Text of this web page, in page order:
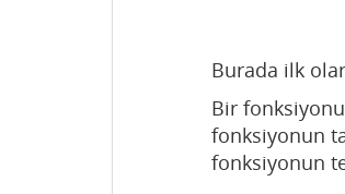
Burada ilk
Bir
fonksiyonun
fonksiyonun